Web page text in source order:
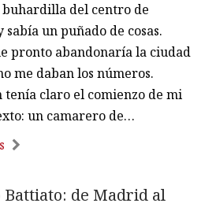
del centro de
un puñado de cosas.
pronto abandonaría la ciudad
me daban los números.
tenía claro el comienzo de mi
un camarero de…
Battiato: de Madrid al